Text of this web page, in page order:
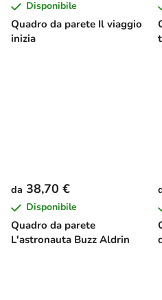
Quadro da parete Il viaggio
inizia
Disponibile
Quadro da parete
L'astronauta Buzz Aldrin
da 38,70 €
Disponibile